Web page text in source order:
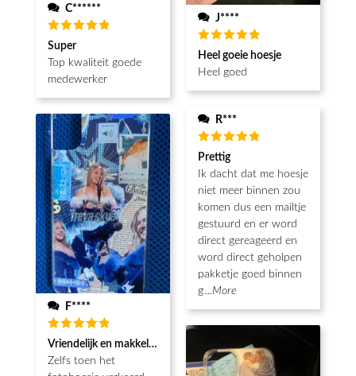
C******
Waardering
5 uit 5
Super
Top kwaliteit goede
medewerker
F****
Waardering
5 uit 5
Vriendelijk en makkelijk
Zelfs toen het
J****
Waardering
5uit 5
Heel goeie hoesje
Heel goed
R***
Waardering
5 uit 5
Prettig
Ik dacht dat me hoesje
niet meer binnen zou
komen dus een mailtje
gestuurd en er word
direct gereageerd en
word direct geholpen
pakketje goed binnen
g ...More